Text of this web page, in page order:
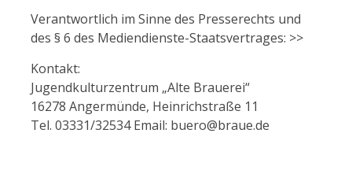
Verantwortlich im Sinne des Presserechts und
des § 6 des Mediendienste-Staatsvertrages: >>
Kontakt:
Jugendkulturzentrum „Alte Brauerei“
16278 Angermünde, Heinrichstraße 11
Tel. 03331/32534 Email: buero@braue.de